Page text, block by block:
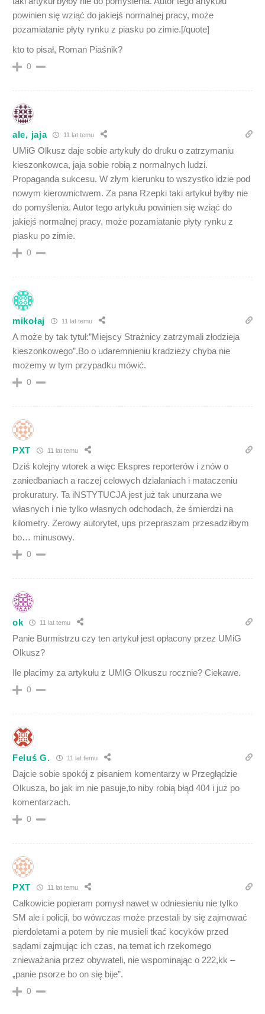
powinien się wziąć do jakiejś normalnej pracy, może
pozamiatanie płyty rynku z piasku po zimie.[/quote]
kto to pisał, Roman Piaśnik?
0
ale, jaja 11 lat temu
UMiG Olkusz daje sobie artykuły do druku o zatrzymaniu
kieszonkowca, jaja sobie robią z normalnych ludzi.
Propaganda sukcesu. W złym kierunku to wszystko idzie pod
nowym kierownictwem. Za pana Rzepki taki artykuł byłby nie
do pomyślenia. Autor tego artykułu powinien się wziąć do
jakiejś normalnej pracy, może pozamiatanie płyty rynku z
piasku po zimie.
0
mikołaj 11 lat temu
A może by tak tytuł:”Miejscy Strażnicy zatrzymali złodzieja
kieszonkowego”.Bo o udaremnieniu kradzieży chyba nie
możemy w tym przypadku mówić.
0
PXT 11 lat temu
Dziś kolejny wtorek a więc Ekspres reporterów i znów o
zaniedbaniach a raczej celowych działaniach i mataczeniu
prokuratury. Ta iNSTYTUCJA jest już tak unurzana we
własnych i nie tylko własnych odchodach, że śmierdzi na
kilometry. Zerowy autorytet, ups przepraszam przesadziłbym
bo… minusowy.
0
ok 11 lat temu
Panie Burmistrzu czy ten artykuł jest opłacony przez UMiG
Olkusz?
Ile płacimy za artykułu z UMIG Olkuszu rocznie? Ciekawe.
0
Feluś G. 11 lat temu
Dajcie sobie spokój z pisaniem komentarzy w Przegłądzie
Olkusza, bo jak im nie pasuje,to niby robią błąd 404 i już po
komentarzach.
0
PXT 11 lat temu
Całkowicie popieram pomysł nawet w odniesieniu nie tylko
SM ale i policji, bo wówczas może przestali by się zajmować
pierdoletami a potem by nie musieli tkać kocyków przed
sądami zajmując ich czas, na temat ich rzekomego
znieważania przez obywateli, nie wspominając o 222,kk –
„panie psorze bo on się bije”.
0